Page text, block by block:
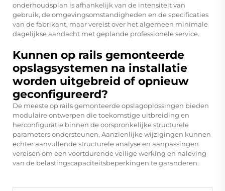
onderhoudsplan is afhankelijk van de intensiteit van
gebruik, de omgevingsomstandigheden en de specificaties
van de fabrikant, maar vereist over het algemeen minimale
dagelijkse aandacht met geplande professionele service.
Kunnen op rails gemonteerde
opslagsystemen na installatie
worden uitgebreid of opnieuw
geconfigureerd?
De meeste op rails gemonteerde opslagoplossingen bieden
modulaire ontwerpen die toekomstige uitbreiding en
herconfiguratie binnen de oorspronkelijke structurele
parameters ondersteunen. Aanzienlijke wijzigingen kunnen
echter aanvullende structurele analyse en aanpassingen
vereisen om een voortdurende veilige werking en naleving
van de belastingscapaciteitsbeperkingen te garanderen.